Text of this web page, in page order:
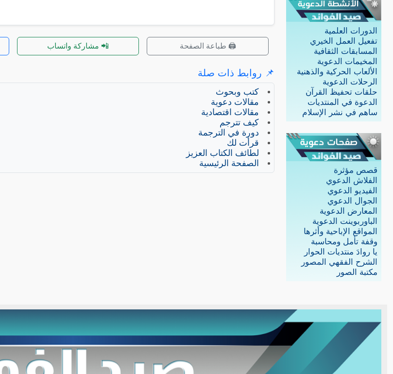
الدورات العلمية
تفعيل العمل الخيري
المسابقات الثقافية
المخيمات الدعوية
الألعاب الحركية والذهنية
الرحلات الدعوية
حلقات تحفيظ القرآن
الدعوة في المنتديات
ساهم في نشر الإسلام
قصص مؤثرة
الفلاش الدعوي
الفيديو الدعوي
الجوال الدعوي
المعارض الدعوية
الباوربوينت الدعوية
المواقع الإباحية وأثرها
وقفة تأمل ومحاسبة
يا روادَ منتديات الحوار
الشرح الفقهي المصور
مكتبة الصور
🖨️ طباعة الصفحة 📲 مشاركة واتساب
📌 روابط ذات صلة
كتب وبحوث
مقالات دعوية
مقالات اقتصادية
كيف تترجم
دورة في الترجمة
قرأت لك
لطائف الكتاب العزيز
الصفحة الرئيسية